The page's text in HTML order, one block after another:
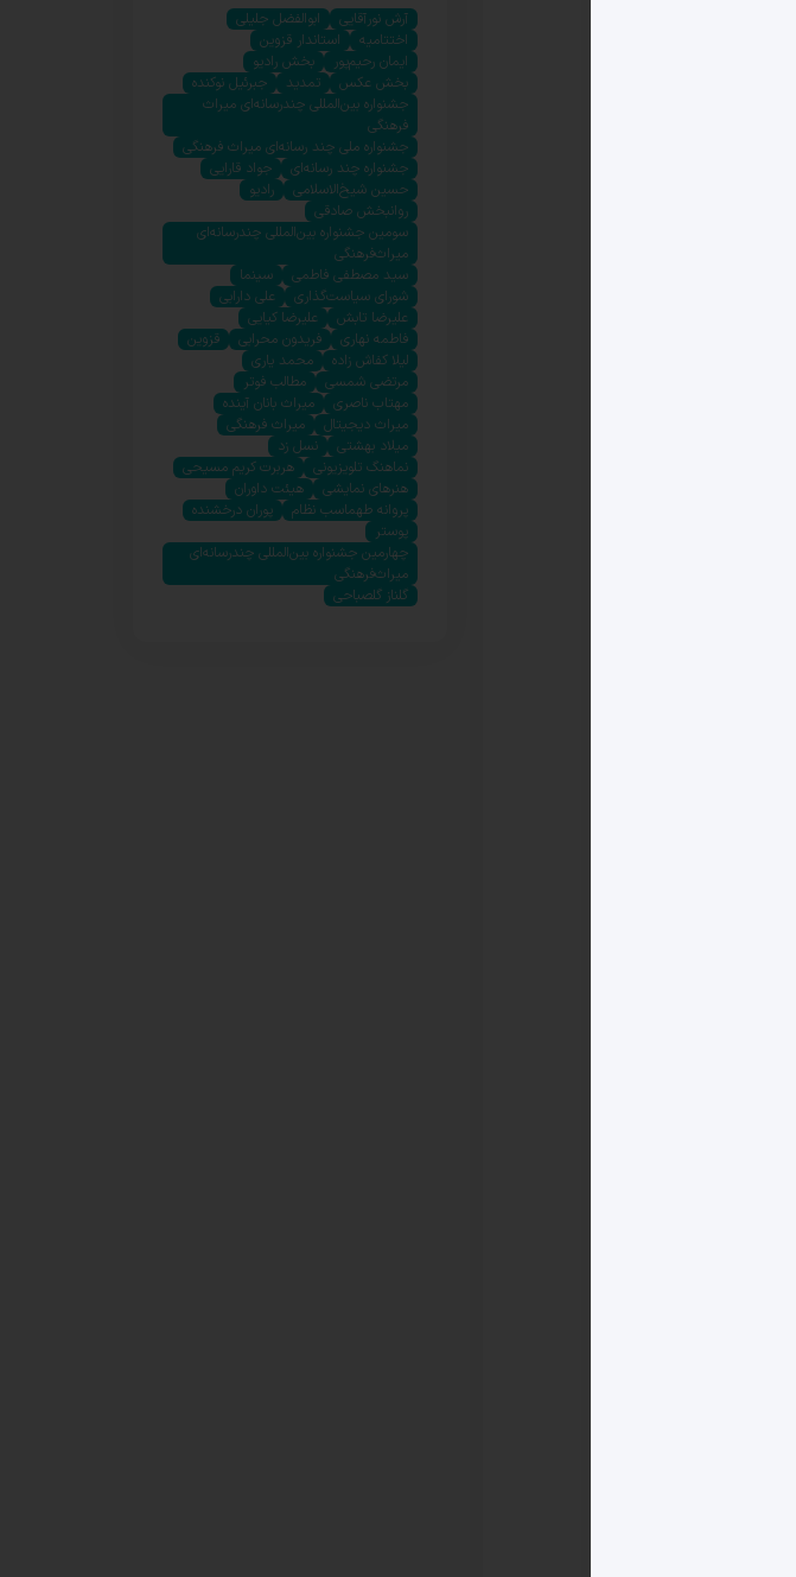
آرش نورآقایی
ابوالفضل جلیلی
اختتامیه
استاندار قزوین
ایمان رحیم‌پور
بخش رادیو
بخش عکس
تمدید
جبرئیل نوکنده
جشنواره بین‌المللی چندرسانه‌ای میراث
فرهنگی
جشنواره ملی چند رسانه‌ای میراث فرهنگی
جشنواره چند رسانه‌ای
جواد قارایی
حسین شیخ‌الاسلامی
رادیو
روانبخش صادقی
سومین جشنواره بین‌المللی چندرسانه‌ای
میراث‌فرهنگی
سید مصطفی فاطمی
سینما
شورای سیاست‌گذاری
علی دارابی
علیرضا تابش
علیرضا کیایی
فاطمه نهاری
فریدون محرابی
قزوین
لیلا کفاش زاده
محمد یاری
مرتضی شمسی
مطالب فوتر
مهتاب ناصری
میراث بانان آینده
میراث دیجیتال
میراث فرهنگی
میلاد بهشتی
نسل زد
نماهنگ تلویزیونی
هربرت کریم مسیحی
هنرهای نمایشی
هیئت داوران
پروانه طهماسب نظام
پوران درخشنده
پوستر
چهارمین جشنواره بین‌المللی چندرسانه‌ای
میراث‌فرهنگی
گلناز گلصباحی